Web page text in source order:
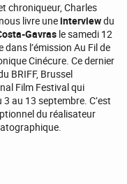
chroniqueur, Charles
livre uneinterviewdu
Gavras le samedi 12
dans l’émission Au Fil de
Cinécure. Ce dernier
BRIFF, Brussel
Film Festival qui
3 au 13 septembre. C’est
du réalisateur